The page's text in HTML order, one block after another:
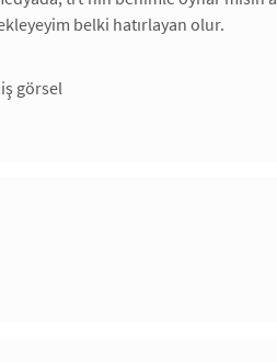
belki hatırlayan olur.